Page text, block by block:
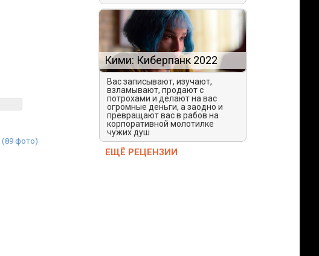
(89 фото)
Кими: Киберпанк 2022
Вас записывают, изучают,
взламывают, продают с
потрохами и делают на вас
огромные деньги, а заодно и
превращают вас в рабов на
корпоративной молотилке
чужих душ
ЕЩЁ РЕЦЕНЗИИ